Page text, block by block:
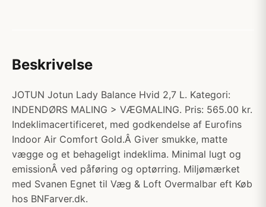
Beskrivelse
JOTUN Jotun Lady Balance Hvid 2,7 L. Kategori:
INDENDØRS MALING > VÆGMALING. Pris: 565.00 kr.
Indeklimacertificeret, med godkendelse af Eurofins
Indoor Air Comfort Gold.Â Giver smukke, matte
vægge og et behageligt indeklima. Minimal lugt og
emissionÂ ved påføring og optørring. Miljømærket
med Svanen Egnet til Væg & Loft Overmalbar eft Køb
hos BNFarver.dk.